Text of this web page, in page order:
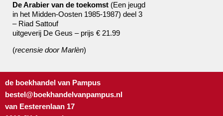
De Arabier van de toekomst (Een jeugd
in het Midden-Oosten 1985-1987) deel 3
– Riad Sattouf
uitgeverij De Geus – prijs € 21.99
(recensie door Marlèn)
de boekhandel van Pampus
bestel@boekhandelvanpampus.nl
van Eesterenlaan 17